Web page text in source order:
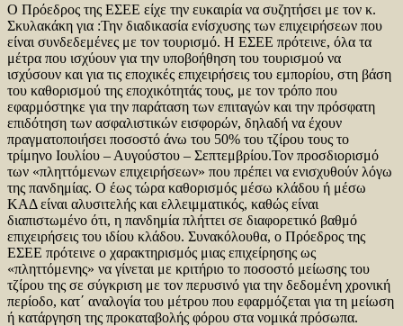
Ο Πρόεδρος της ΕΣΕΕ είχε την ευκαιρία να συζητήσει με τον κ.
Σκυλακάκη για :Την διαδικασία ενίσχυσης των επιχειρήσεων που
είναι συνδεδεμένες με τον τουρισμό. Η ΕΣΕΕ πρότεινε, όλα τα
μέτρα που ισχύουν για την υποβοήθηση του τουρισμού να
ισχύσουν και για τις εποχικές επιχειρήσεις του εμπορίου, στη βάση
του καθορισμού της εποχικότητάς τους, με τον τρόπο που
εφαρμόστηκε για την παράταση των επιταγών και την πρόσφατη
επιδότηση των ασφαλιστικών εισφορών, δηλαδή να έχουν
πραγματοποιήσει ποσοστό άνω του 50% του τζίρου τους το
τρίμηνο Ιουλίου – Αυγούστου – Σεπτεμβρίου.Τον προσδιορισμό
των «πληττόμενων επιχειρήσεων» που πρέπει να ενισχυθούν λόγω
της πανδημίας. Ο έως τώρα καθορισμός μέσω κλάδου ή μέσω
ΚΑΔ είναι αλυσιτελής και ελλειμματικός, καθώς είναι
διαπιστωμένο ότι, η πανδημία πλήττει σε διαφορετικό βαθμό
επιχειρήσεις του ιδίου κλάδου. Συνακόλουθα, ο Πρόεδρος της
ΕΣΕΕ πρότεινε ο χαρακτηρισμός μιας επιχείρησης ως
«πληττόμενης» να γίνεται με κριτήριο το ποσοστό μείωσης του
τζίρου της σε σύγκριση με τον περυσινό για την δεδομένη χρονική
περίοδο, κατ΄ αναλογία του μέτρου που εφαρμόζεται για τη μείωση
ή κατάργηση της προκαταβολής φόρου στα νομικά πρόσωπα.